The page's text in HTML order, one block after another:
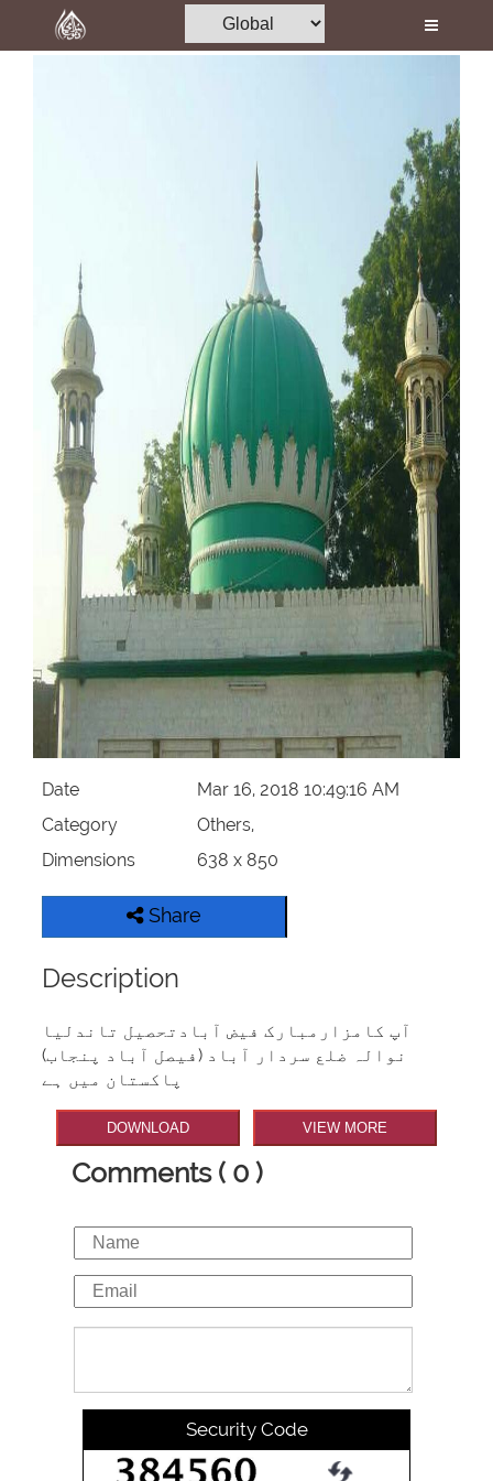
Home
Volunteer Portal
Rohani Ilaj
Donation
Magazine
Departments
Date
Mar 16, 2018 10:49:16 AM
Category
Others,
Dimensions
638 x 850
Share
Description
آپ کامزارمبارک فیض آبادتحصیل تاندلیا
نوالہ ضلع سردار آباد (فیصل آباد پنجاب)
پاکستان میں ہے
DOWNLOAD VIEW MORE
Comments ( 0 )
Security Code